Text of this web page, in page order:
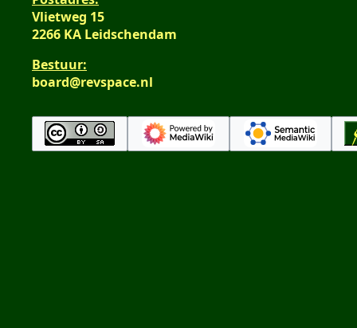
Vlietweg 15
2266 KA Leidschendam
Bestuur:
board@revspace.nl